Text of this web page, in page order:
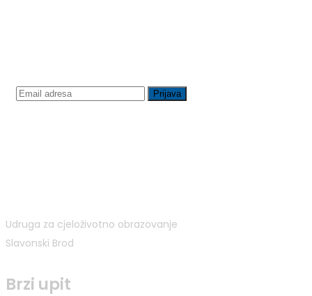
Udruga za cjeloživotno obrazovanje
Slavonski Brod
Brzi upit